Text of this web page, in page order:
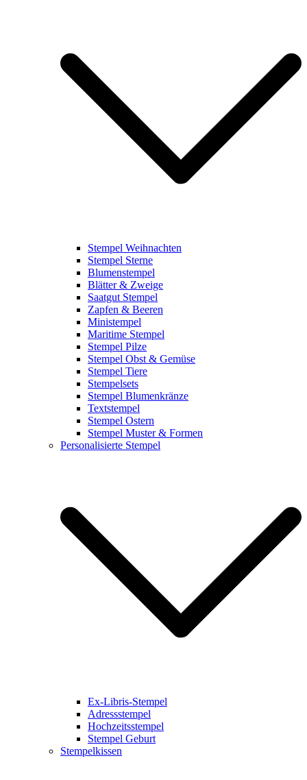
Stempel Weihnachten
Stempel Sterne
Blumenstempel
Blätter & Zweige
Saatgut Stempel
Zapfen & Beeren
Ministempel
Maritime Stempel
Stempel Pilze
Stempel Obst & Gemüse
Stempel Tiere
Stempelsets
Stempel Blumenkränze
Textstempel
Stempel Ostern
Stempel Muster & Formen
Personalisierte Stempel
Ex-Libris-Stempel
Adressstempel
Hochzeitsstempel
Stempel Geburt
Stempelkissen